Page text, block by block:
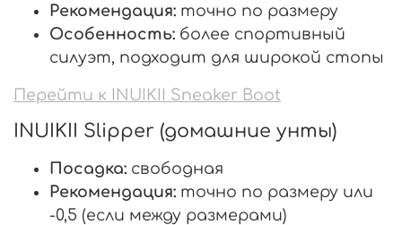
Рекомендация: точно по размеру
Особенность: более спортивный
силуэт, подходит для широкой стопы
Перейти к INUIKII Sneaker Boot
INUIKII Slipper (домашние унты)
Посадка: свободная
Рекомендация: точно по размеру или
-0,5 (если между размерами)